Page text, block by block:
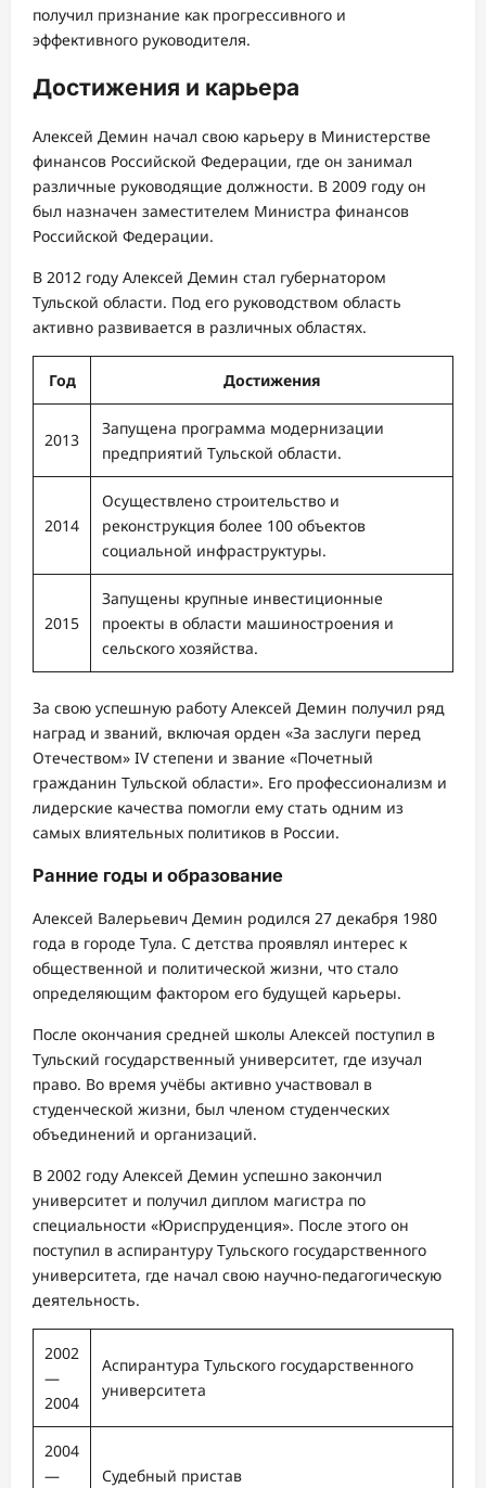
получил признание как прогрессивного и
эффективного руководителя.
Достижения и карьера
Алексей Демин начал свою карьеру в Министерстве
финансов Российской Федерации, где он занимал
различные руководящие должности. В 2009 году он
был назначен заместителем Министра финансов
Российской Федерации.
В 2012 году Алексей Демин стал губернатором
Тульской области. Под его руководством область
активно развивается в различных областях.
Год Достижения
2013
Запущена программа модернизации
предприятий Тульской области.
2014
Осуществлено строительство и
реконструкция более 100 объектов
социальной инфраструктуры.
2015
Запущены крупные инвестиционные
проекты в области машиностроения и
сельского хозяйства.
За свою успешную работу Алексей Демин получил ряд
наград и званий, включая орден «За заслуги перед
Отечеством» IV степени и звание «Почетный
гражданин Тульской области». Его профессионализм и
лидерские качества помогли ему стать одним из
самых влиятельных политиков в России.
Ранние годы и образование
Алексей Валерьевич Демин родился 27 декабря 1980
года в городе Тула. С детства проявлял интерес к
общественной и политической жизни, что стало
определяющим фактором его будущей карьеры.
После окончания средней школы Алексей поступил в
Тульский государственный университет, где изучал
право. Во время учёбы активно участвовал в
студенческой жизни, был членом студенческих
объединений и организаций.
В 2002 году Алексей Демин успешно закончил
университет и получил диплом магистра по
специальности «Юриспруденция». После этого он
поступил в аспирантуру Тульского государственного
университета, где начал свою научно-педагогическую
деятельность.
2002
—
2004
Аспирантура Тульского государственного
университета
2004
—
Судебный пристав